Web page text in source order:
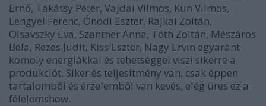
Ernő, Takátsy Péter, Vajdai Vilmos, Kun Vilmos,
Lengyel Ferenc, Ónodi Eszter, Rajkai Zoltán,
Olsavszky Éva, Szantner Anna, Tóth Zoltán, Mészáros
Béla, Rezes Judit, Kiss Eszter, Nagy Ervin egyaránt
komoly energiákkal és tehetséggel viszi sikerre a
produkciót. Siker és teljesítmény van, csak éppen
tartalomból és érzelemből van kevés, elég üres ez a
félelemshow.